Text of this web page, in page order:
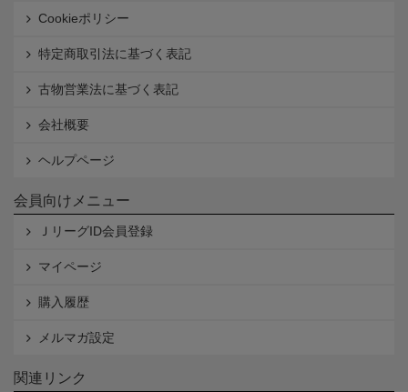
Cookieポリシー
特定商取引法に基づく表記
古物営業法に基づく表記
会社概要
ヘルプページ
会員向けメニュー
ＪリーグID会員登録
マイページ
購入履歴
メルマガ設定
関連リンク